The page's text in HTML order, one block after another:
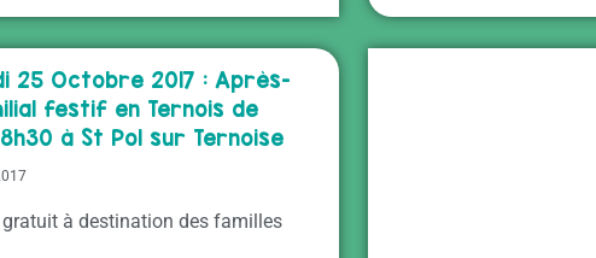
25 Octobre 2017 : Après-
festif en Ternois de
à St Pol sur Ternoise
à destination des familles